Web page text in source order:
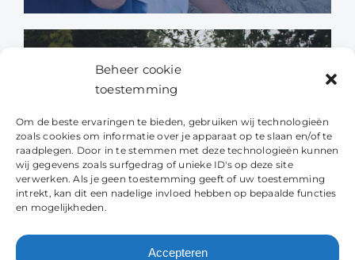
Beheer cookie
toestemming
Om de beste ervaringen te bieden, gebruiken wij technologieën
zoals cookies om informatie over je apparaat op te slaan en/of te
raadplegen. Door in te stemmen met deze technologieën kunnen
wij gegevens zoals surfgedrag of unieke ID's op deze site
verwerken. Als je geen toestemming geeft of uw toestemming
intrekt, kan dit een nadelige invloed hebben op bepaalde functies
en mogelijkheden.
Accepteren
Samen bereik je meer